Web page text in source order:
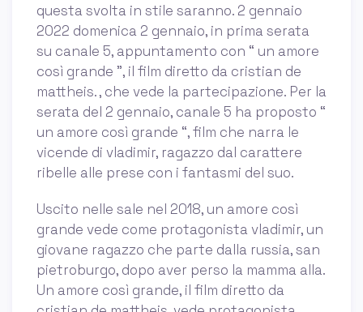
questa svolta in stile saranno. 2 gennaio
2022 domenica 2 gennaio, in prima serata
su canale 5, appuntamento con “ un amore
così grande ”, il film diretto da cristian de
mattheis. , che vede la partecipazione. Per la
serata del 2 gennaio, canale 5 ha proposto “
un amore così grande “, film che narra le
vicende di vladimir, ragazzo dal carattere
ribelle alle prese con i fantasmi del suo.
Uscito nelle sale nel 2018, un amore così
grande vede come protagonista vladimir, un
giovane ragazzo che parte dalla russia, san
pietroburgo, dopo aver perso la mamma alla.
Un amore così grande, il film diretto da